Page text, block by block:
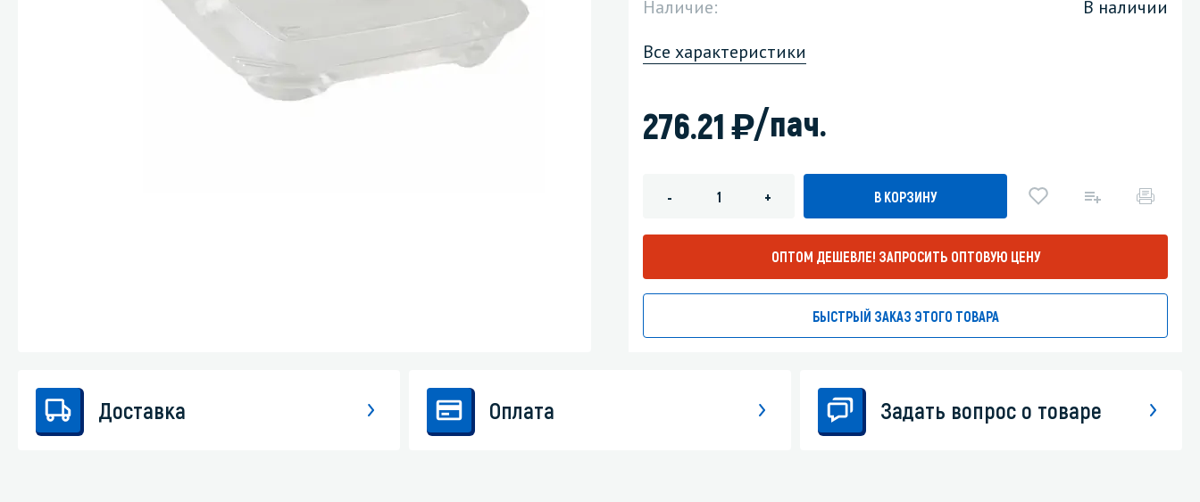
Стекла и зеркала
Автохимия
Наличие:
В наличии
Все характеристики
276.21)/пач.
- + В КОРЗИНУ
ОПТОМ ДЕШЕВЛЕ! ЗАПРОСИТЬ ОПТОВУЮ ЦЕНУ
БЫСТРЫЙ ЗАКАЗ ЭТОГО ТОВАРА
Доставка Оплата Задать вопрос о товаре